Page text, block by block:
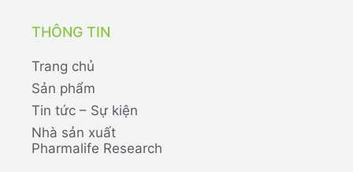
THÔNG TIN
Trang chủ
Sản phẩm
Tin tức – Sự kiện
Nhà sản xuất
Pharmalife Research